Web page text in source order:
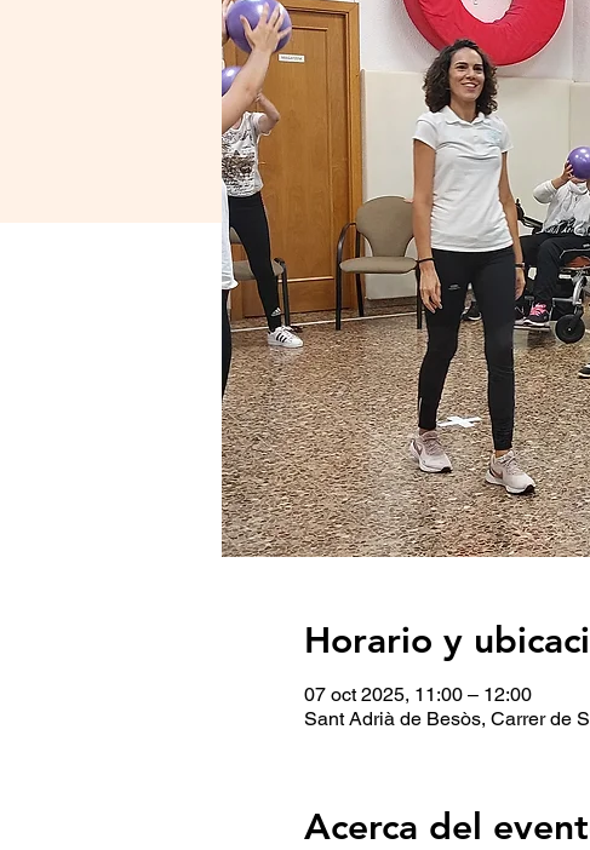
Horario y
07 oct 2025, 11:00 – 12:00
Sant Adrià de Besòs, Carrer de
Acerca del